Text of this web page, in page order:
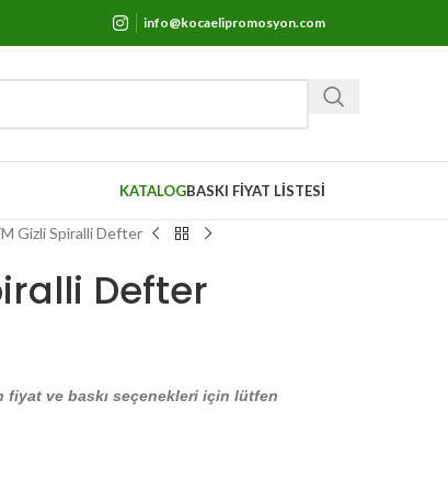
info@kocaelipromosyon.com
KATALOGBASKI FİYAT LİSTESİ
Gizli Spiralli Defter
Defter
fiyat ve baskı seçenekleri için lütfen